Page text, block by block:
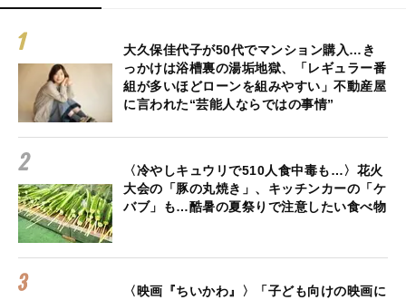
大久保佳代子が50代でマンション購入…き
っかけは浴槽裏の湯垢地獄、「レギュラー番
組が多いほどローンを組みやすい」不動産屋
に言われた“芸能人ならではの事情”
〈冷やしキュウリで510人食中毒も…〉花火
大会の「豚の丸焼き」、キッチンカーの「ケ
バブ」も…酷暑の夏祭りで注意したい食べ物
〈映画『ちいかわ』〉「子ども向けの映画に